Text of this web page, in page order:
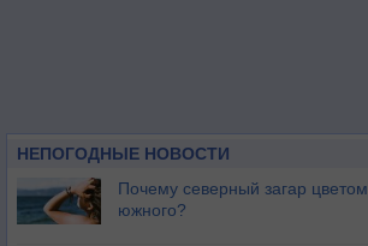
НЕПОГОДНЫЕ НОВОСТИ
Почему северный загар
южного?